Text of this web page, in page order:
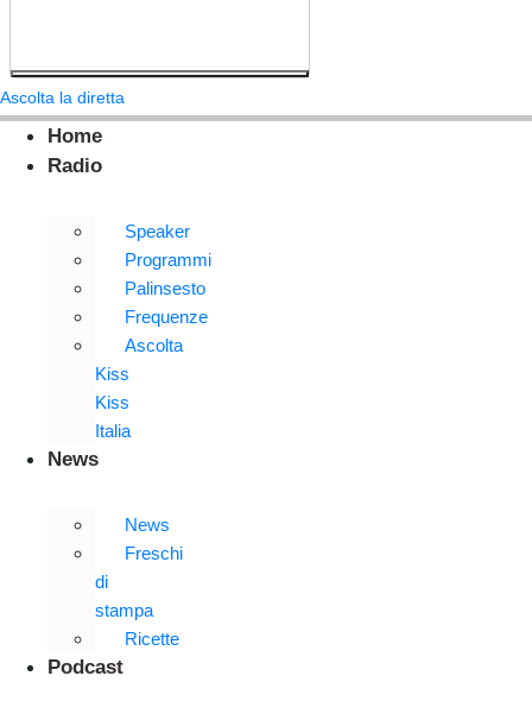
Ascolta la diretta
Home
Radio
Speaker
Programmi
Palinsesto
Frequenze
Ascolta
Kiss
Kiss
Italia
News
News
Freschi
di
stampa
Ricette
Podcast